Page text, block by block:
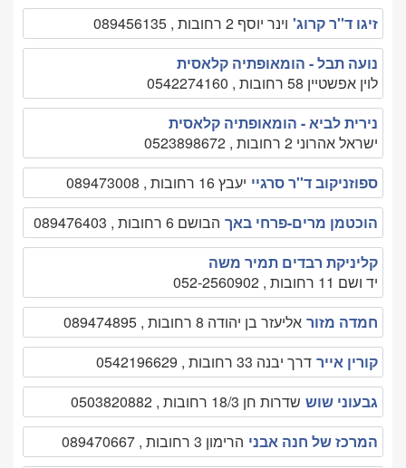
זיגו ד''ר קרוג' וינר יוסף 2 רחובות , 089456135
נועה תבל - הומאופתיה קלאסית
לוין אפשטיין 58 רחובות , 0542274160
נירית לביא - הומאופתיה קלאסית
ישראל אהרוני 2 רחובות , 0523898672
ספוזניקוב ד''ר סרגיי יעבץ 16 רחובות , 089473008
הוכטמן מרים-פרחי באך הבושם 6 רחובות , 089476403
קליניקת רבדים תמיר משה
יד ושם 11 רחובות , 052-2560902
חמדה מזור אליעזר בן יהודה 8 רחובות , 089474895
קורין אייר דרך יבנה 33 רחובות , 0542196629
גבעוני שוש שדרות חן 18/3 רחובות , 0503820882
המרכז של חנה אבני הרימון 3 רחובות , 089470667